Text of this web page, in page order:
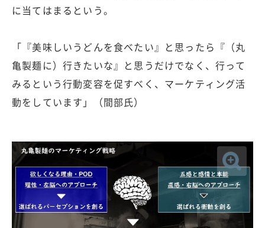
に当てはまるという。
「『美味しいうどんを食べたい』と思ったら『（丸
亀製麺に）行きたいな』と思うだけでなく、行って
みるという行動変容を促すべく、マーケティング活
動をしています」（間部氏）